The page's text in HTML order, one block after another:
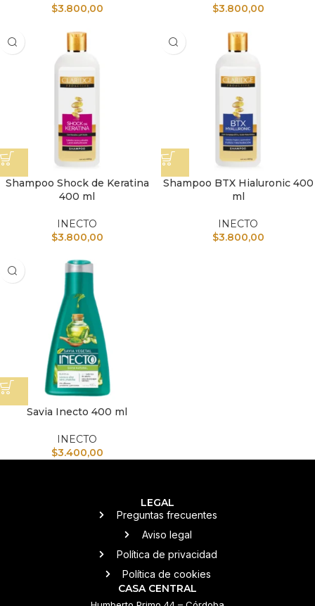
$3.800,00
$3.800,00
Shampoo Shock de Keratina
400 ml
INECTO
$3.800,00
Shampoo BTX Hialuronic 400
ml
INECTO
$3.800,00
Savia Inecto 400 ml
INECTO
$3.400,00
LEGAL
Preguntas frecuentes
Aviso legal
Política de privacidad
Política de cookies
CASA CENTRAL